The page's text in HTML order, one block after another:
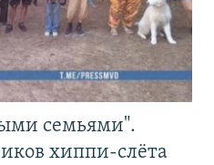
семьями".
хиппи-слёта